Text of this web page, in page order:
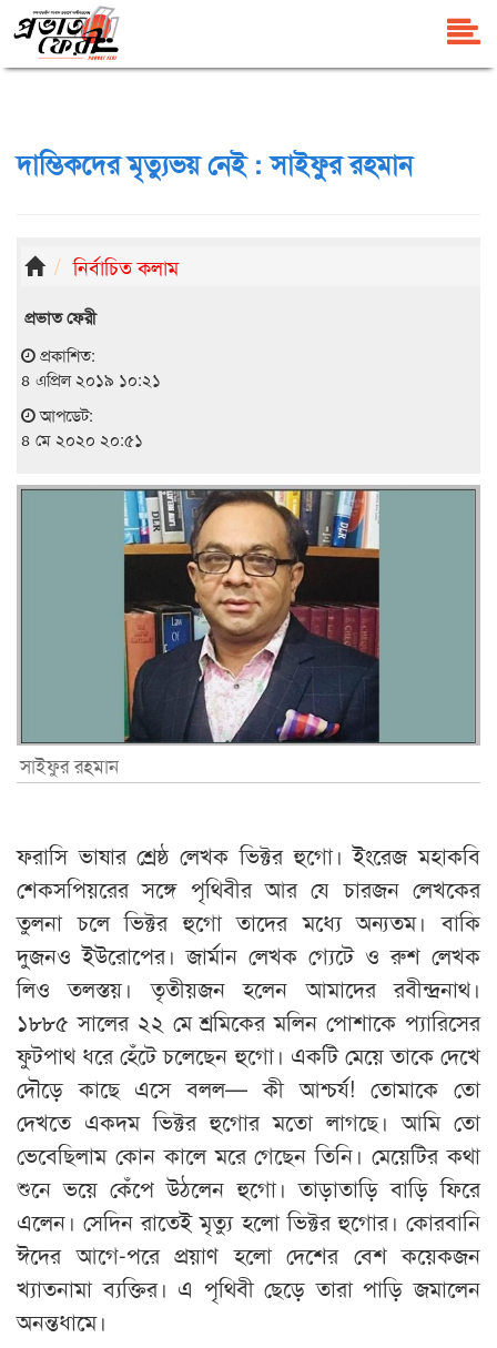
দাম্ভিকদের মৃত্যুভয় নেই : সাইফুর রহমান
নির্বাচিত কলাম
প্রভাত ফেরী
প্রকাশিত:
৪ এপ্রিল ২০১৯ ১০:২১
আপডেট:
৪ মে ২০২০ ২০:৫১
সাইফুর রহমান
ফরাসি ভাষার শ্রেষ্ঠ লেখক ভিক্টর হুগো। ইংরেজ মহাকবি
শেকসপিয়রের সঙ্গে পৃথিবীর আর যে চারজন লেখকের
তুলনা চলে ভিক্টর হুগো তাদের মধ্যে অন্যতম। বাকি
দুজনও ইউরোপের। জার্মান লেখক গ্যেটে ও রুশ লেখক
লিও তলস্তয়। তৃতীয়জন হলেন আমাদের রবীন্দ্রনাথ।
১৮৮৫ সালের ২২ মে শ্রমিকের মলিন পোশাকে প্যারিসের
ফুটপাথ ধরে হেঁটে চলেছেন হুগো। একটি মেয়ে তাকে দেখে
দৌড়ে কাছে এসে বলল— কী আশ্চর্য! তোমাকে তো
দেখতে একদম ভিক্টর হুগোর মতো লাগছে। আমি তো
ভেবেছিলাম কোন কালে মরে গেছেন তিনি। মেয়েটির কথা
শুনে ভয়ে কেঁপে উঠলেন হুগো। তাড়াতাড়ি বাড়ি ফিরে
এলেন। সেদিন রাতেই মৃত্যু হলো ভিক্টর হুগোর। কোরবানি
ঈদের আগে-পরে প্রয়াণ হলো দেশের বেশ কয়েকজন
খ্যাতনামা ব্যক্তির। এ পৃথিবী ছেড়ে তারা পাড়ি জমালেন
অনন্তধামে।